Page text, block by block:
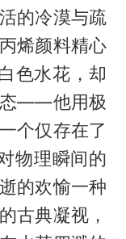
的冷漠与疏
烯颜料精心
色水花，却
态——他用极
个仅存在了
物理瞬间的
的欢愉一种
古典凝视，